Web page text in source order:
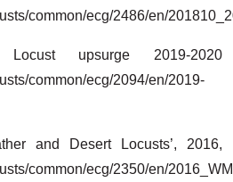
common/ecg/2486/en/
upsurge 2019-2020
common/ecg/2094/en/2019-
and Desert Locusts’, 2016,
common/ecg/2350/en/